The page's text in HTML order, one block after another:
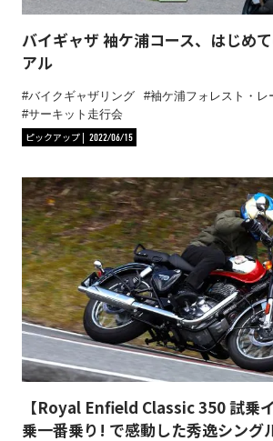
バイギャザ 袖ケ浦コース、はじめ
アル
バイクギャザリング
袖ケ浦フォレスト・レ
サーキット走行会
ピックアップ
2022/06/15
【Royal Enfield Classic 350 試乗
乗一番乗り! で感動した秀逸シング